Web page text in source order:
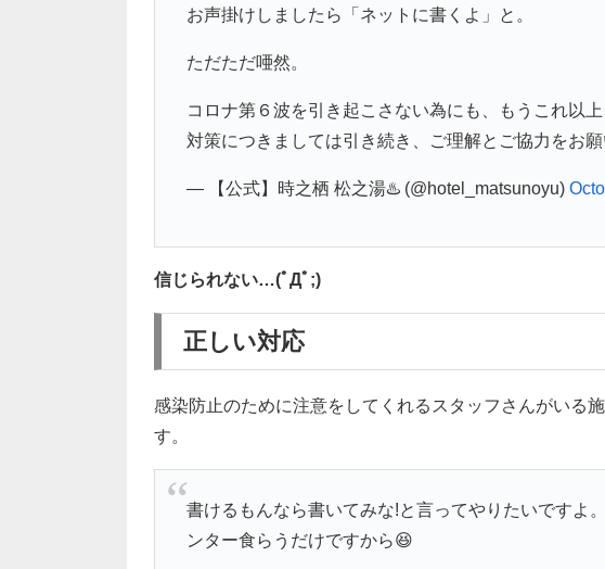
お声掛けしましたら「ネットに書くよ」と。
ただただ唖然。
コロナ第６波を引き起こさない為にも、もうこれ以
対策につきましては引き続き、ご理解とご協力をお願
— 【公式】時之栖 松之湯♨️ (@hotel_matsunoyu)
信じられない…(ﾟДﾟ;)
正しい対応
感染防止のために注意をしてくれるスタッフさんがいる
す。
書けるもんなら書いてみな!と言ってやりたいですよ
ンター食らうだけですから😆